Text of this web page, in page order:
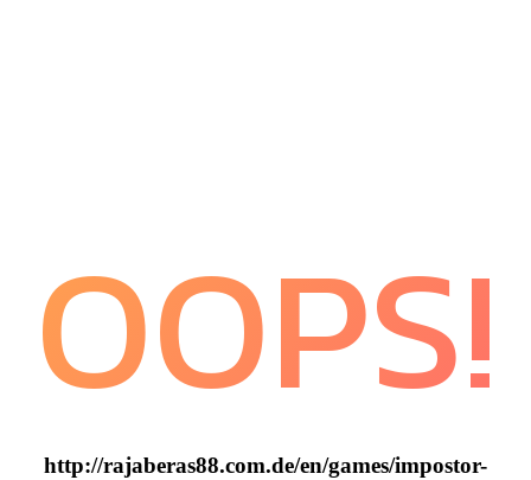
OOPS!
http://rajaberas88.com.de/en/games/impostor-